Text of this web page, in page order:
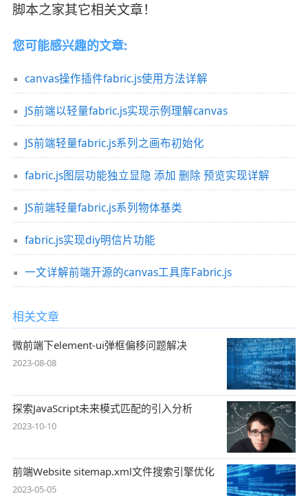
脚本之家其它相关文章！
您可能感兴趣的文章:
canvas操作插件fabric.js使用方法详解
JS前端以轻量fabric.js实现示例理解canvas
JS前端轻量fabric.js系列之画布初始化
fabric.js图层功能独立显隐 添加 删除 预览实现详解
JS前端轻量fabric.js系列物体基类
fabric.js实现diy明信片功能
一文详解前端开源的canvas工具库Fabric.js
相关文章
微前端下element-ui弹框偏移问题解决
2023-08-08
探索JavaScript未来模式匹配的引入分析
2023-10-10
前端Website sitemap.xml文件搜索引擎优化
2023-05-05